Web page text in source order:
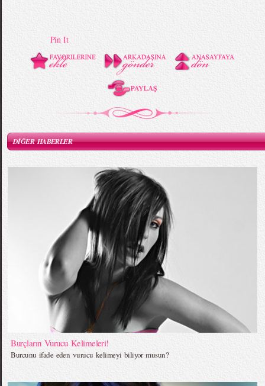
Pin It
DİĞER HABERLER
Burçların Vurucu Kelimeleri!
Burcunu ifade eden vurucu kelimeyi biliyor musun?